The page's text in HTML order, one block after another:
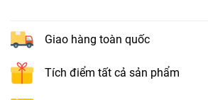
Giao hàng toàn quốc
Tích điểm tất cả sản phẩm